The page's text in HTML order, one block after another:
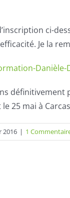
ci-
Je la
définitivement
25 mai à
2016 | 1